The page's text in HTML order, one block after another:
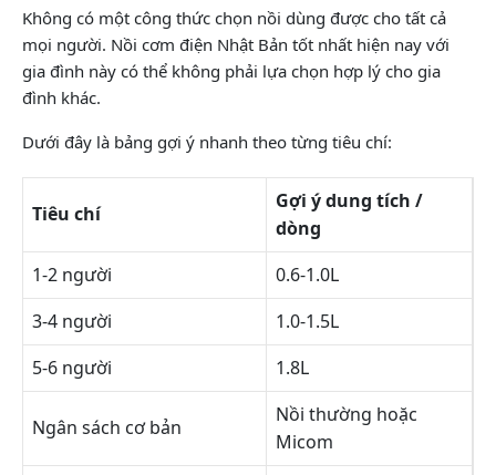
Không có một công thức chọn nồi dùng được cho tất cả
mọi người. Nồi cơm điện Nhật Bản tốt nhất hiện nay với
gia đình này có thể không phải lựa chọn hợp lý cho gia
đình khác.
Dưới đây là bảng gợi ý nhanh theo từng tiêu chí:
Tiêu chí
Gợi ý dung tích /
dòng
1-2 người
0.6-1.0L
3-4 người
1.0-1.5L
5-6 người
1.8L
Ngân sách cơ bản
Nồi thường hoặc
Micom